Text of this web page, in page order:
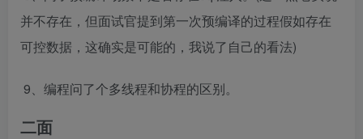
并不存在，但面试官提到第一次预编译的过程假如存在
可控数据，这确实是可能的，我说了自己的看法)
​ 9、编程问了个多线程和协程的区别。 ​
二面